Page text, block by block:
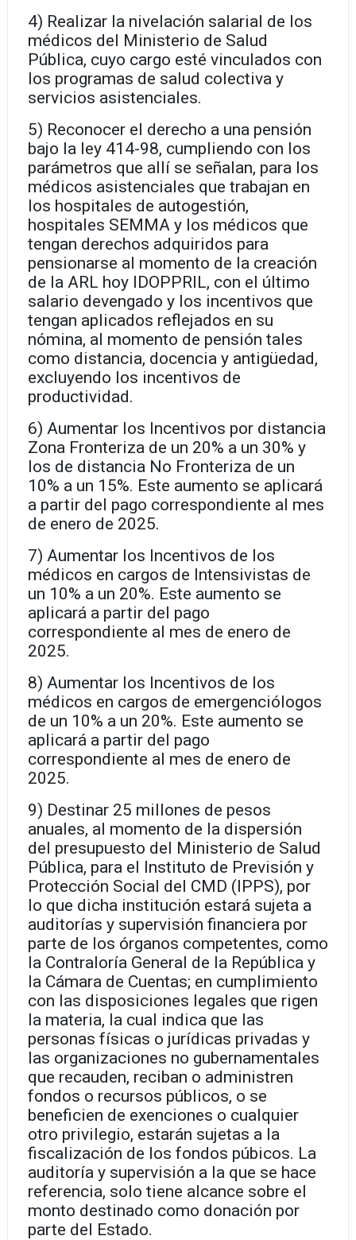
4) Realizar la nivelación salarial de los
médicos del Ministerio de Salud
Pública, cuyo cargo esté vinculados con
los programas de salud colectiva y
servicios asistenciales.
5) Reconocer el derecho a una pensión
bajo la ley 414-98, cumpliendo con los
parámetros que allí se señalan, para los
médicos asistenciales que trabajan en
los hospitales de autogestión,
hospitales SEMMA y los médicos que
tengan derechos adquiridos para
pensionarse al momento de la creación
de la ARL hoy IDOPPRIL, con el último
salario devengado y los incentivos que
tengan aplicados reflejados en su
nómina, al momento de pensión tales
como distancia, docencia y antigüedad,
excluyendo los incentivos de
productividad.
6) Aumentar los Incentivos por distancia
Zona Fronteriza de un 20% a un 30% y
los de distancia No Fronteriza de un
10% a un 15%. Este aumento se aplicará
a partir del pago correspondiente al mes
de enero de 2025.
7) Aumentar los Incentivos de los
médicos en cargos de Intensivistas de
un 10% a un 20%. Este aumento se
aplicará a partir del pago
correspondiente al mes de enero de
2025.
8) Aumentar los Incentivos de los
médicos en cargos de emergenciólogos
de un 10% a un 20%. Este aumento se
aplicará a partir del pago
correspondiente al mes de enero de
2025.
9) Destinar 25 millones de pesos
anuales, al momento de la dispersión
del presupuesto del Ministerio de Salud
Pública, para el Instituto de Previsión y
Protección Social del CMD (IPPS), por
lo que dicha institución estará sujeta a
auditorías y supervisión financiera por
parte de los órganos competentes, como
la Contraloría General de la República y
la Cámara de Cuentas; en cumplimiento
con las disposiciones legales que rigen
la materia, la cual indica que las
personas físicas o jurídicas privadas y
las organizaciones no gubernamentales
que recauden, reciban o administren
fondos o recursos públicos, o se
beneficien de exenciones o cualquier
otro privilegio, estarán sujetas a la
fiscalización de los fondos púbicos. La
auditoría y supervisión a la que se hace
referencia, solo tiene alcance sobre el
monto destinado como donación por
parte del Estado.